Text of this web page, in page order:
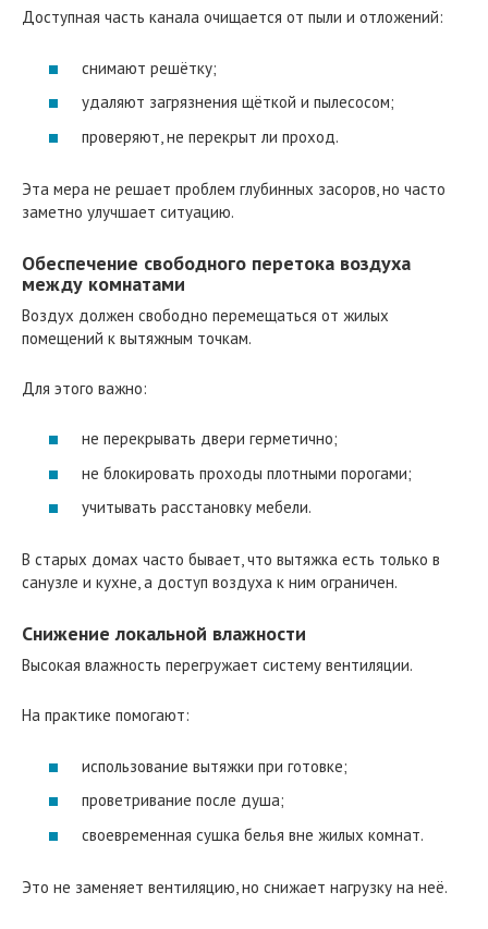
Доступная часть канала очищается от пыли и отложений:
снимают решётку;
удаляют загрязнения щёткой и пылесосом;
проверяют, не перекрыт ли проход.
Эта мера не решает проблем глубинных засоров, но часто
заметно улучшает ситуацию.
Обеспечение свободного перетока воздуха
между комнатами
Воздух должен свободно перемещаться от жилых
помещений к вытяжным точкам.
Для этого важно:
не перекрывать двери герметично;
не блокировать проходы плотными порогами;
учитывать расстановку мебели.
В старых домах часто бывает, что вытяжка есть только в
санузле и кухне, а доступ воздуха к ним ограничен.
Снижение локальной влажности
Высокая влажность перегружает систему вентиляции.
На практике помогают:
использование вытяжки при готовке;
проветривание после душа;
своевременная сушка белья вне жилых комнат.
Это не заменяет вентиляцию, но снижает нагрузку на неё.